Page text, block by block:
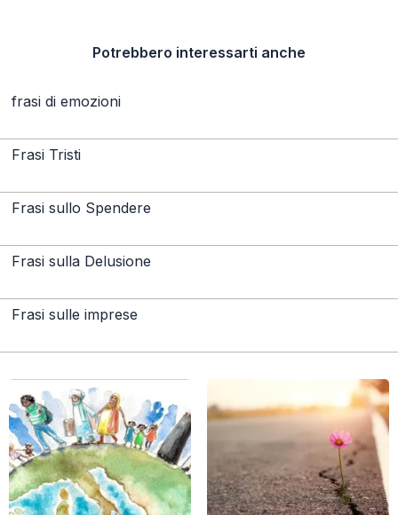
Potrebbero interessarti anche
frasi di emozioni
Frasi Tristi
Frasi sullo Spendere
Frasi sulla Delusione
Frasi sulle imprese